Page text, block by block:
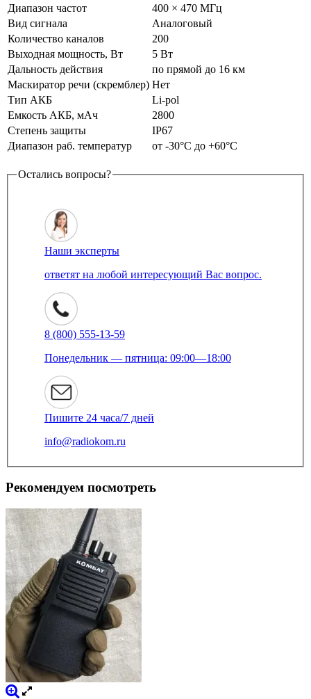
Диапазон частот
400 × 470 МГц
Вид сигнала
Аналоговый
Количество каналов
200
Выходная мощность, Вт
5 Вт
Дальность действия
по прямой до 16 км
Маскиратор речи (скремблер) Нет
Тип АКБ
Li-pol
Емкость АКБ, мАч
2800
Степень защиты
IP67
Диапазон раб. температур
от -30°С до +60°С
Остались вопросы?
Наши эксперты
ответят на любой интересующий Вас вопрос.
8 (800) 555-13-59
Понедельник — пятница: 09:00—18:00
Пишите 24 часа/7 дней
info@radiokom.ru
Рекомендуем посмотреть